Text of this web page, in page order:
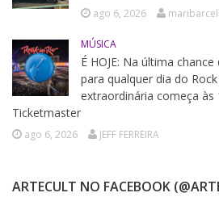
ago 6, 2026
MÚSICA
É HOJE: Na última
para qualquer dia do
extraordinária começa às
Ticketmaster
ago 6, 2026 JEFF FERREIRA
ARTECULT NO FACEBOOK